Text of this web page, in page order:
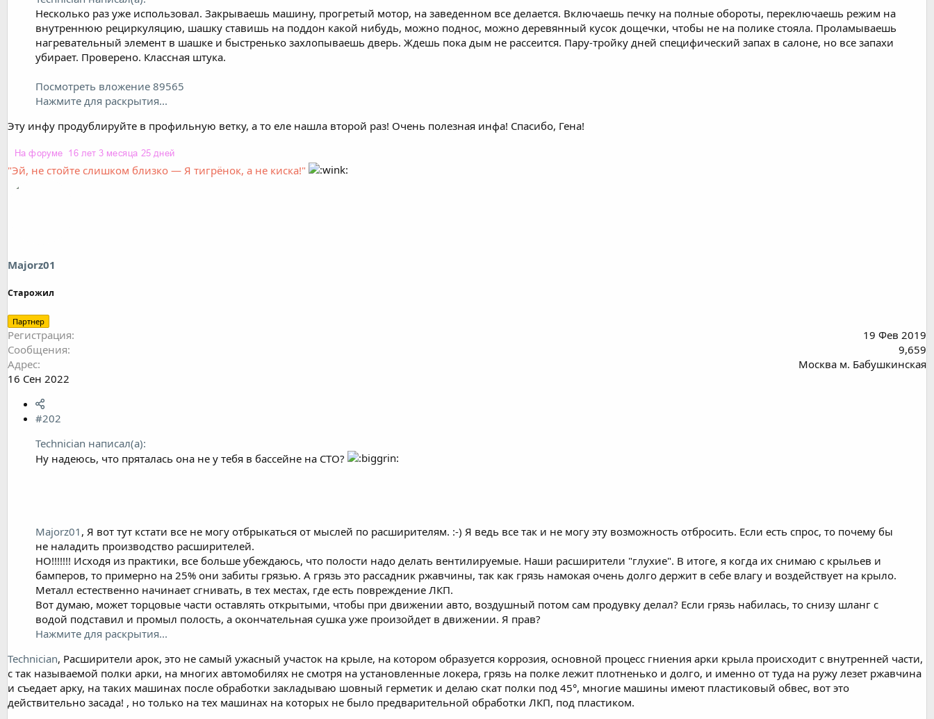
Несколько раз уже использовал. Закрываешь машину, прогретый мотор, на заведенном все делается. Включаешь печку на полные обороты, переключаешь режим на
внутреннюю рециркуляцию, шашку ставишь на поддон какой нибудь, можно поднос, можно деревянный кусок дощечки, чтобы не на полике стояла. Проламываешь
нагревательный элемент в шашке и быстренько захлопываешь дверь. Ждешь пока дым не рассеится. Пару-тройку дней специфический запах в салоне, но все запахи
убирает. Проверено. Классная штука.
Посмотреть вложение 89565
Нажмите для раскрытия...
Эту инфу продублируйте в профильную ветку, а то еле нашла второй раз! Очень полезная инфа! Спасибо, Гена!
"Эй, не стойте слишком близко — Я тигрёнок, а не киска!"
Majorz01
Старожил
Партнер
Регистрация
19 Фев 2019
Сообщения
9,659
Адрес
Москва м. Бабушкинская
16 Сен 2022
#202
Technician написал(а):
Ну надеюсь, что пряталась она не у тебя в бассейне на СТО?
Majorz01 , Я вот тут кстати все не могу отбрыкаться от мыслей по расширителям. :-) Я ведь все так и не могу эту возможность отбросить. Если есть спрос, то почему бы
не наладить производство расширителей.
НО!!!!!!! Исходя из практики, все больше убеждаюсь, что полости надо делать вентилируемые. Наши расширители "глухие". В итоге, я когда их снимаю с крыльев и
бамперов, то примерно на 25% они забиты грязью. А грязь это рассадник ржавчины, так как грязь намокая очень долго держит в себе влагу и воздействует на крыло.
Металл естественно начинает сгнивать, в тех местах, где есть повреждение ЛКП.
Вот думаю, может торцовые части оставлять открытыми, чтобы при движении авто, воздушный потом сам продувку делал? Если грязь набилась, то снизу шланг с
водой подставил и промыл полость, а окончательная сушка уже произойдет в движении. Я прав?
Нажмите для раскрытия...
Technician, Расширители арок, это не самый ужасный участок на крыле, на котором образуется коррозия, основной процесс гниения арки крыла происходит с внутренней части,
с так называемой полки арки, на многих автомобилях не смотря на установленные локера, грязь на полке лежит плотненько и долго, и именно от туда на ружу лезет ржавчина
и съедает арку, на таких машинах после обработки закладываю шовный герметик и делаю скат полки под 45°, многие машины имеют пластиковый обвес, вот это
действительно засада! , но только на тех машинах на которых не было предварительной обработки ЛКП, под пластиком.